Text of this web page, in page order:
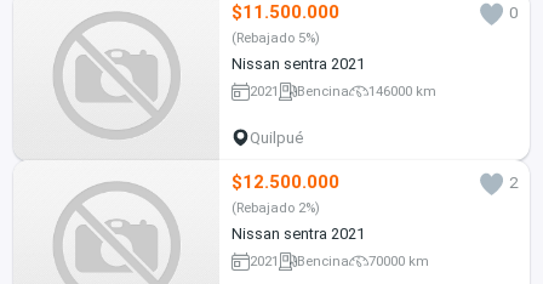
$11.500.000 0
(Rebajado 5%)
Nissan sentra 2021
2021 Bencina 146000 km
Quilpué
$12.500.000 2
(Rebajado 2%)
Nissan sentra 2021
2021 Bencina 70000 km